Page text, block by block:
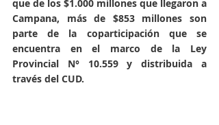
que de los $1.000 millones que llegaron a
Campana, más de $853 millones son
parte de la coparticipación que se
encuentra en el marco de la Ley
Provincial N° 10.559 y distribuida a
través del CUD.